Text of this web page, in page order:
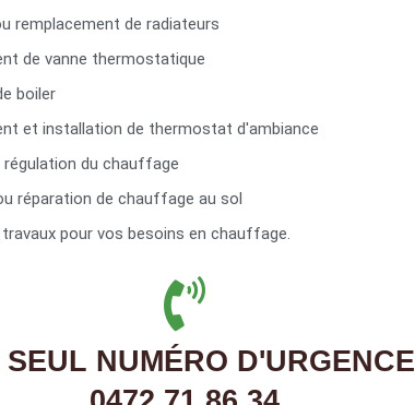
remplacement de radiateurs
de vanne thermostatique
boiler
et installation de thermostat d'ambiance
régulation du chauffage
réparation de chauffage au sol
pour vos besoins en chauffage.
SEUL NUMÉRO D'URGENCE